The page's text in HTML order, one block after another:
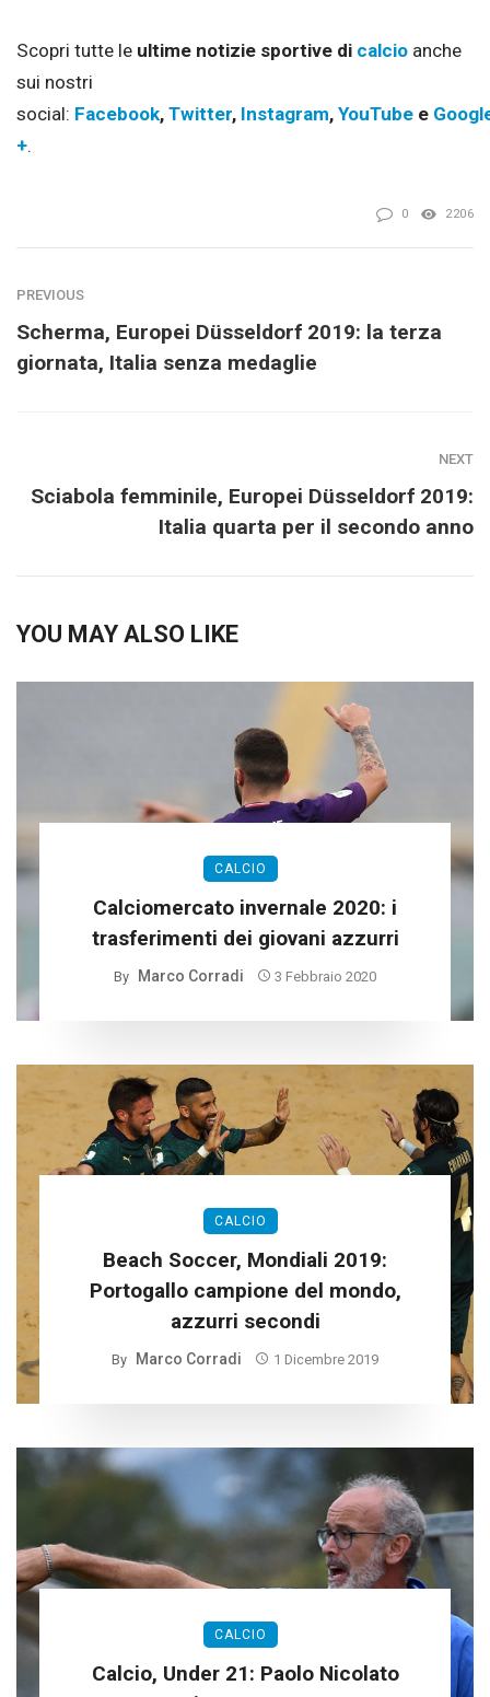
Scopri tutte le ultime notizie sportive di calcio anche
sui nostri
social: Facebook, Twitter, Instagram, YouTube e
+.
0 2206
PREVIOUS
Scherma, Europei Düsseldorf 2019: la terza
giornata, Italia senza medaglie
NEXT
Sciabola femminile, Europei Düsseldorf 2019:
Italia quarta per il secondo anno
YOU MAY ALSO LIKE
CALCIO
Calciomercato invernale 2020: i
trasferimenti dei giovani azzurri
By Marco Corradi 3 Febbraio 2020
CALCIO
Beach Soccer, Mondiali 2019:
Portogallo campione del mondo,
azzurri secondi
By Marco Corradi 1 Dicembre 2019
CALCIO
Calcio, Under 21: Paolo Nicolato